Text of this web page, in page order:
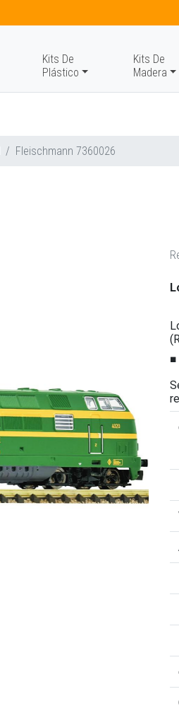
Kits De
Plástico
Kits De
Madera
Fleischmann 7360026
■